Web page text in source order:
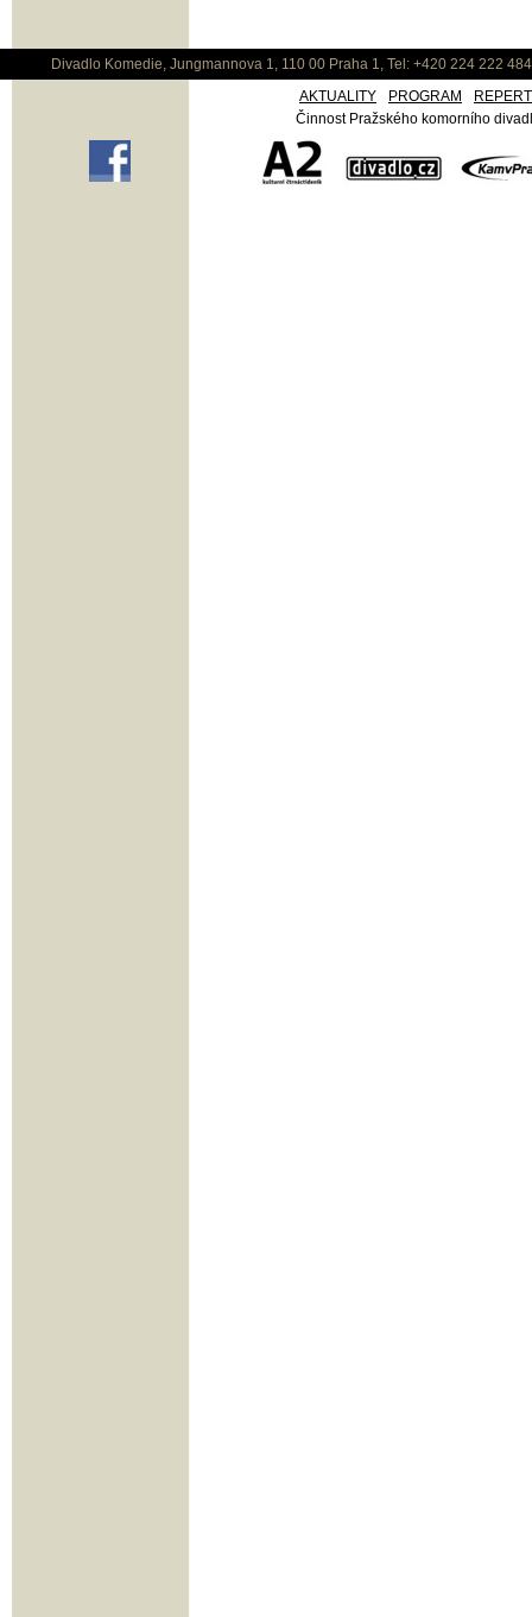
Divadlo Komedie, Jungmannova 1, 110 00 Praha 1, Tel: +420 224 222
AKTUALITY
PROGRAM
Činnost Pražského komorního